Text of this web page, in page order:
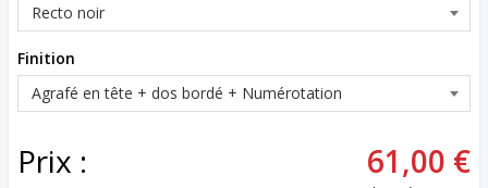
Finition
Prix : 61,00 €